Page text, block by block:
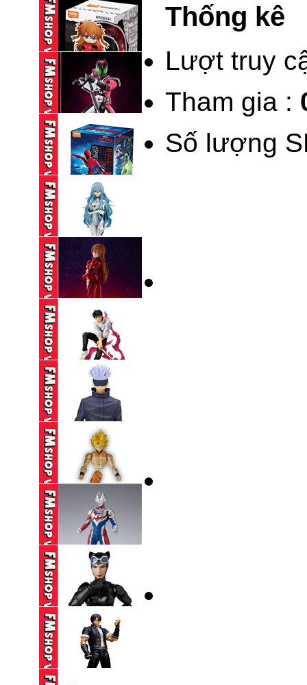
95,000 VND
BLINDBOX BLOKEES
KAMEN RIDER ...
195,000 VND
(NEW) BLINDBOX
BLOKEES DAALA ...
235,000 VND
BLOKEES LEGEND
KAMEN RIDER ...
690,000 VND
BLINDBOX BLOKEES
SPIDERMAN ...
195,000 VND
(NOBOX) POP UP
PARADE ...
590,000 VND
(NOBOX) SEGA SPM
EVANGELION ...
250,000 VND
(2ND) ICHIBAN KUJI
JUJUTSU ...
650,000 VND
(2ND) BANPRESTO
JUJUTSU KAISEN ...
390,000 VND
(THIẾU HÔNG+CHÂN,
THIẾU CHỐT ...
250,000 VND
(2ND,TRẦY) SHF
ULTRAMAN DECKER
...
(2ND) MAFEX 123
CATWOMAN HUSH ...
Thống kê
Lượt truy
Tham gia :
Số lượng